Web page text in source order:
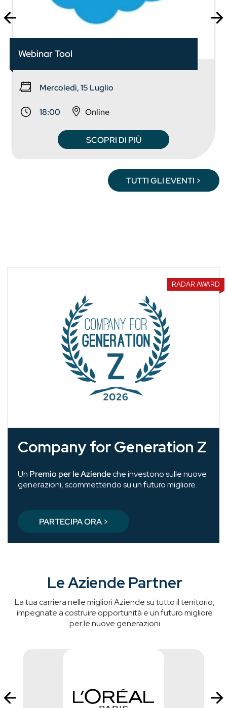
Webinar Tool
Mercoledì, 15 Luglio
18:00 Online
SCOPRI DI PIÙ
TUTTI GLI EVENTI >
RADAR AWARD
Company for Generation Z
Un Premio per le Aziendeche investono sulle nuove
generazioni, scommettendo su un futuro migliore.
PARTECIPA ORA >
Le Aziende Partner
La tua carriera nelle migliori Aziende su tutto il territorio,
impegnate a costruire opportunità e un futuro migliore
per le nuove generazioni